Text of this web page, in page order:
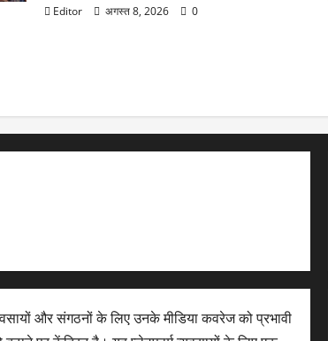
Editor अगस्त 8, 2026 0
और संगठनों के लिए उनके मीडिया कवरेज को प्रभावी